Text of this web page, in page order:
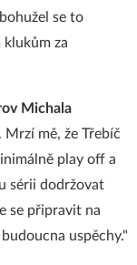
se to
klukům za
Michala
mě, že Třebíč
play off a
sérii dodržovat
se připravit na
uspěchy."